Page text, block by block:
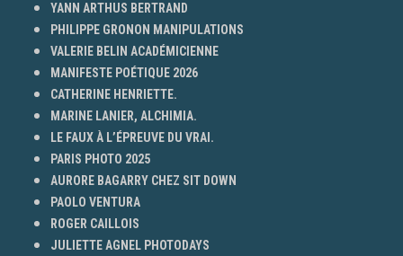
YANN ARTHUS BERTRAND
PHILIPPE GRONON MANIPULATIONS
VALERIE BELIN ACADÉMICIENNE
MANIFESTE POÉTIQUE 2026
CATHERINE HENRIETTE.
MARINE LANIER, ALCHIMIA.
LE FAUX À L’ÉPREUVE DU VRAI.
PARIS PHOTO 2025
AURORE BAGARRY CHEZ SIT DOWN
PAOLO VENTURA
ROGER CAILLOIS
JULIETTE AGNEL PHOTODAYS